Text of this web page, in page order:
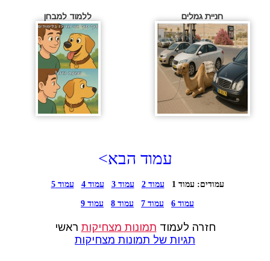
חניית גמלים ללמוד למבחן
עמוד הבא>
עמודים: עמוד 1 עמוד 2 עמוד 3 עמוד 4 עמוד 5
עמוד 6 עמוד 7 עמוד 8 עמוד 9
חזרה לעמוד תמונות מצחיקותראשי
תגיות של תמונות מצחיקות